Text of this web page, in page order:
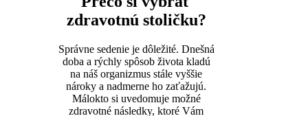
zdravotnú stoličku?
Správne sedenie je dôležité. Dnešná
doba a rýchly spôsob života kladú
na náš organizmus stále vyššie
nároky a nadmerne ho zaťažujú.
Málokto si uvedomuje možné
zdravotné následky, ktoré Vám